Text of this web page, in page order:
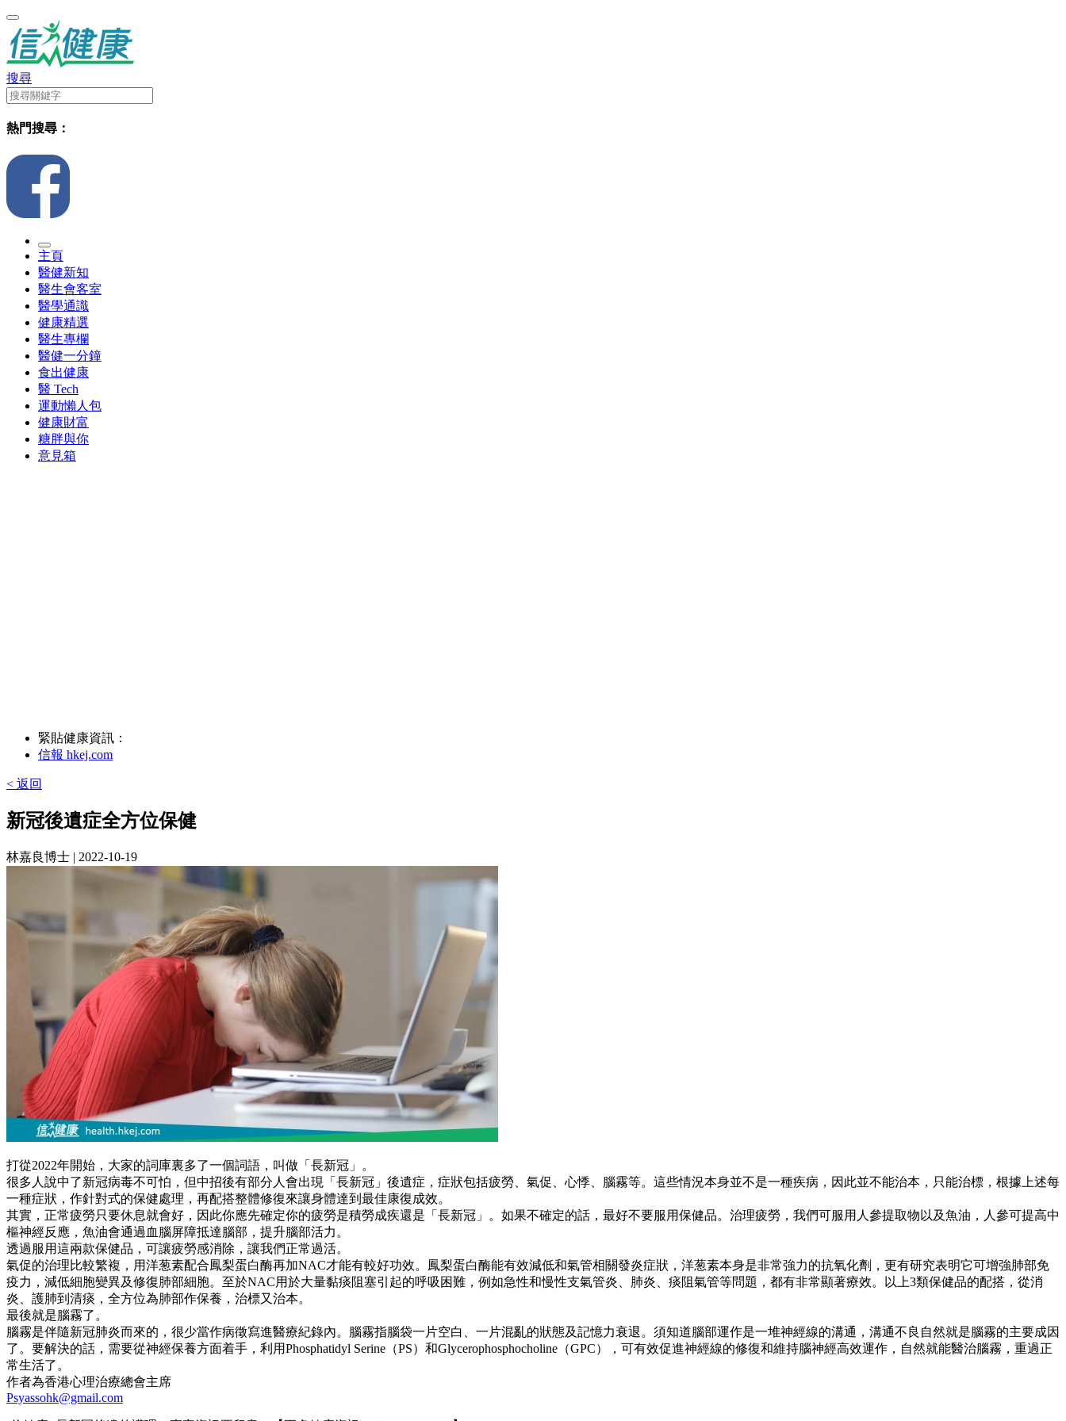
搜尋
熱門搜尋：
主頁
醫健新知
醫生會客室
醫學通識
健康精選
醫生專欄
醫健一分鐘
食出健康
醫 Tech
運動懶人包
健康財富
糖胖與你
意見箱
緊貼健康資訊：
信報 hkej.com
< 返回
新冠後遺症全方位保健
林嘉良博士 | 2022-10-19
打從2022年開始，大家的詞庫裏多了一個詞語，叫做「長新冠」。
很多人說中了新冠病毒不可怕，但中招後有部分人會出現「長新冠」後遺症，症狀包括疲勞、氣促、心悸、腦霧等。這些情況本身並不是一種疾病，因此並不能治本，只能治標，根據上述每
一種症狀，作針對式的保健處理，再配搭整體修復來讓身體達到最佳康復成效。
其實，正常疲勞只要休息就會好，因此你應先確定你的疲勞是積勞成疾還是「長新冠」。如果不確定的話，最好不要服用保健品。治理疲勞，我們可服用人參提取物以及魚油，人參可提高中
樞神經反應，魚油會通過血腦屏障抵達腦部，提升腦部活力。
透過服用這兩款保健品，可讓疲勞感消除，讓我們正常過活。
氣促的治理比較繁複，用洋葱素配合鳳梨蛋白酶再加NAC才能有較好功效。鳳梨蛋白酶能有效減低和氣管相關發炎症狀，洋葱素本身是非常強力的抗氧化劑，更有研究表明它可增強肺部免
疫力，減低細胞變異及修復肺部細胞。至於NAC用於大量黏痰阻塞引起的呼吸困難，例如急性和慢性支氣管炎、肺炎、痰阻氣管等問題，都有非常顯著療效。以上3類保健品的配搭，從消
炎、護肺到清痰，全方位為肺部作保養，治標又治本。
最後就是腦霧了。
腦霧是伴隨新冠肺炎而來的，很少當作病徵寫進醫療紀錄內。腦霧指腦袋一片空白、一片混亂的狀態及記憶力衰退。須知道腦部運作是一堆神經線的溝通，溝通不良自然就是腦霧的主要成因
了。要解決的話，需要從神經保養方面着手，利用Phosphatidyl Serine（PS）和Glycerophosphocholine（GPC），可有效促進神經線的修復和維持腦神經高效運作，自然就能醫治腦霧，重過正
常生活了。
作者為香港心理治療總會主席
Psyassohk@gmail.com